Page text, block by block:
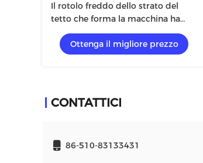
Il rotolo freddo dello strato del
tetto che forma la macchina ha
ondulato 0.8mm i 10m/min
Ottenga il migliore prezzo
CONTATTICI
86-510-83133431